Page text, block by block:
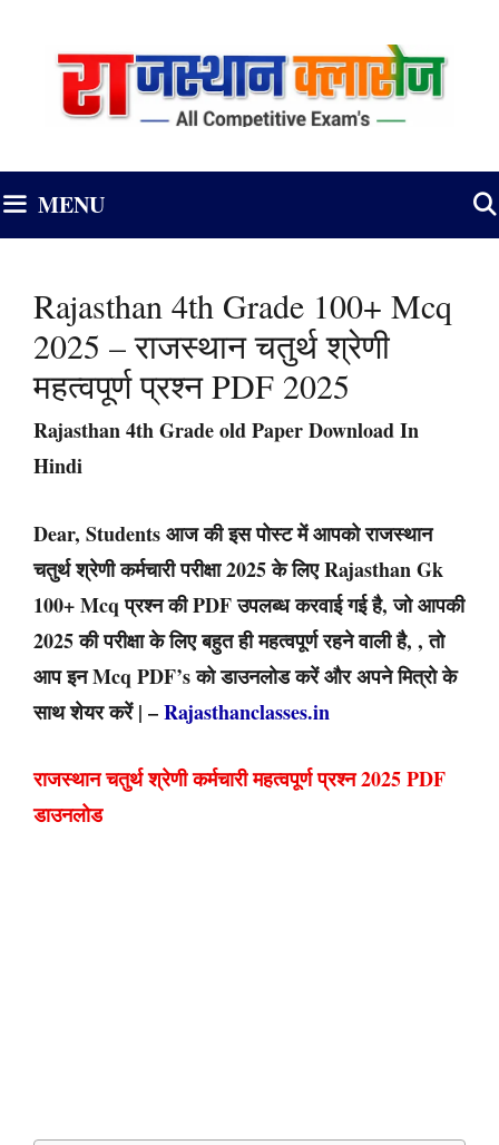
MENU
Rajasthan 4th Grade 100+ Mcq
2025 – राजस्थान चतुर्थ श्रेणी
महत्वपूर्ण प्रश्न PDF 2025
Rajasthan 4th Grade old Paper Download In
Hindi
Dear, Students आज की इस पोस्ट में आपको राजस्थान
चतुर्थ श्रेणी कर्मचारी परीक्षा 2025 के लिए Rajasthan Gk
100+ Mcq प्रश्न की PDF उपलब्ध करवाई गई है, जो आपकी
2025 की परीक्षा के लिए बहुत ही महत्वपूर्ण रहने वाली है, , तो
आप इन Mcq PDF’s को डाउनलोड करें और अपने मित्रो के
साथ शेयर करें | –Rajasthanclasses.in
राजस्थान चतुर्थ श्रेणी कर्मचारी महत्वपूर्ण प्रश्न 2025 PDF
डाउनलोड